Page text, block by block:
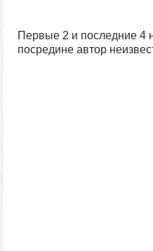
Первые 2 и последние 4
посредине автор